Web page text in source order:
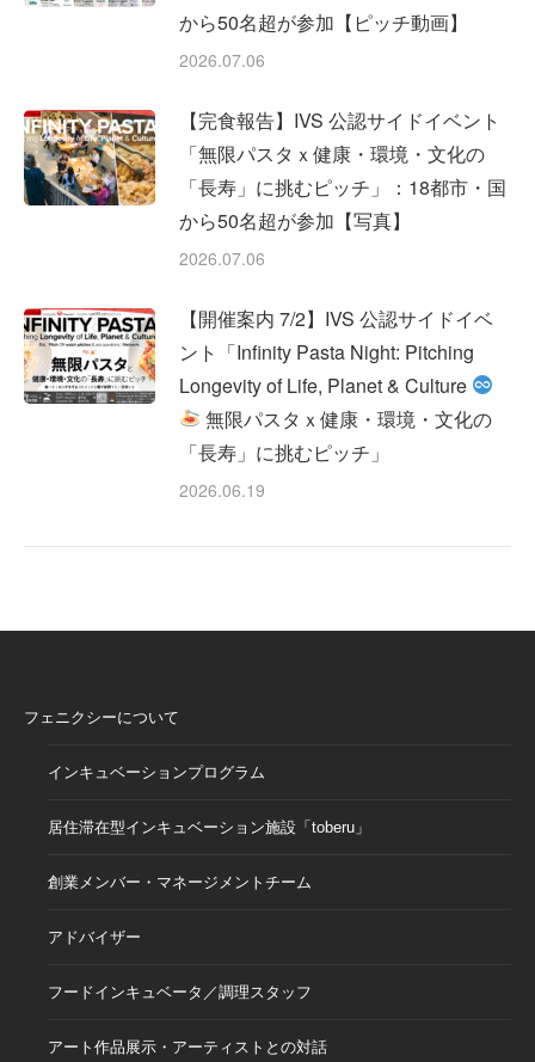
から50名超が参加【ピッチ動画】
2026.07.06
【完食報告】IVS 公認サイドイベント
「無限パスタｘ健康・環境・文化の
「長寿」に挑むピッチ」：18都市・国
から50名超が参加【写真】
2026.07.06
【開催案内 7/2】IVS 公認サイドイベ
ント「Infinity Pasta Night: Pitching
Longevity of Life, Planet & Culture
無限パスタｘ健康・環境・文化の
「長寿」に挑むピッチ」
2026.06.19
フェニクシーについて
インキュベーションプログラム
居住滞在型インキュベーション施設「toberu」
創業メンバー・マネージメントチーム
アドバイザー
フードインキュベータ／調理スタッフ
アート作品展示・アーティストとの対話